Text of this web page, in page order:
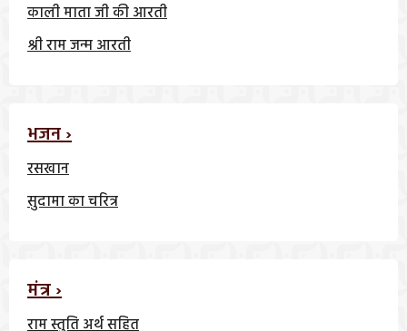
काली माता जी की आरती
श्री राम जन्म आरती
भजन ›
रसखान
सुदामा का चरित्र
मंत्र ›
राम स्तुति अर्थ सहित